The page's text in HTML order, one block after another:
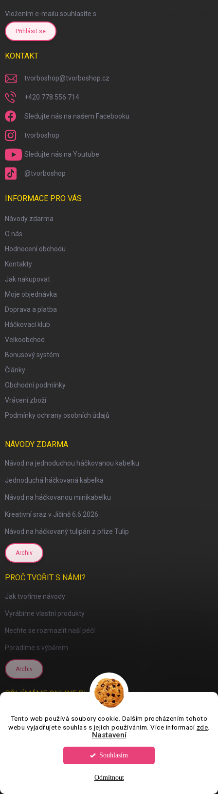
Tento web používá soubory cookie. Dalším procházením tohoto
webu vyjadřujete souhlas s jejich používáním. Více informací zde
Nastavení
Odmítnout
Souhlasím
Vložením e-mailu souhlasíte s
Přihlásit se
KONTAKT
tvorboshop@tvorboshop.cz
+420 778 556 714
Sledujte nás na našem Facebooku
tvorboshop
Sledujte nás na Youtube
@tvorboshop
INFORMACE PRO VÁS
Návody zdarma
O nás
Hodnocení obchodu
Kontakty
Jak nakupovat
Moje objednávka
Doprava a platba
Háčkovací klub
Velkoobchod
Bonusový systém
Články
Obchodní podmínky
Vrácení zboží
Podmínky ochrany osobních údajů
NÁVODY ZDARMA
Návod na jednoduchou háčkovanou kabelku
Jednoduchá háčkovaná kabelka
Návod na háčkovanou minikabelku
Kreativní sraz v Jičíně 6.6.2026
Návod na háčkovaný tulipán z příze Tulip
Archiv
PROČ TVOŘIT S NÁMI?
Jak tvoříme návody
Vyrábíme vlastní produkty
Nechte se rozmazlit naší péčí
Poradíme s výběrem
Archiv
PŘIJÍMÁME ONLINE PLATBY